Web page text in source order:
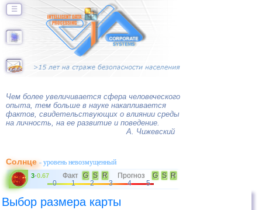
☰
Чем более увеличивается сфера человеческого
опыта, тем больше в науке накапливается
фактов, свидетельствующих о влиянии среды
на личность, на ее развитие и поведение.
А. Чижевский
Солнце- уровень невозмущенный
3-0.67 Факт G S R Прогноз G S
R
0
1 2 3 4 5
Выбор размера карты